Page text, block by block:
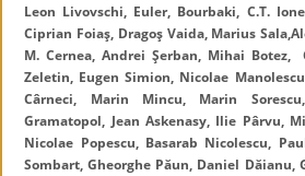
Leon Livovschi, Euler, Bourbaki, C.T.
Ciprian Foiaş, Dragoş Vaida, Marius
M. Cernea, Andrei Şerban, Mihai Botez,
Zeletin, Eugen Simion, Nicolae
Cârneci, Marin Mincu, Marin
Gramatopol, Jean Askenasy, Ilie Pârvu,
Nicolae Popescu, Basarab Nicolescu,
Sombart, Gheorghe Păun, Daniel Dăianu,